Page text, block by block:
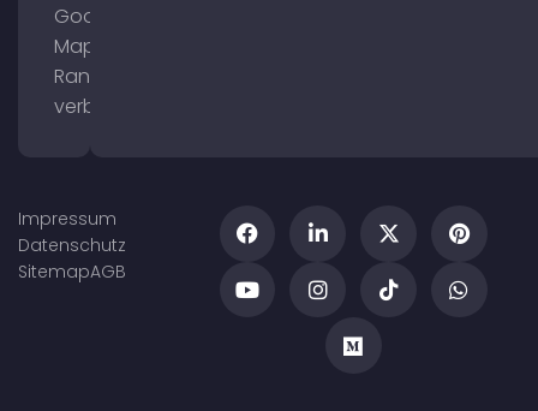
Google
Maps
Ranking
verbessern
Impressum
Datenschutz
SitemapAGB